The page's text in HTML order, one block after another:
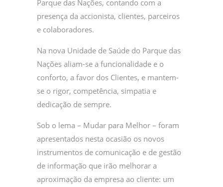
Parque das Nações, contando com a
presença da accionista, clientes, parceiros
e colaboradores.
Na nova Unidade de Saúde do Parque das
Nações aliam-se a funcionalidade e o
conforto, a favor dos Clientes, e mantem-
se o rigor, competência, simpatia e
dedicação de sempre.
Sob o lema – Mudar para Melhor – foram
apresentados nesta ocasião os novos
instrumentos de comunicação e de gestão
de informação que irão melhorar a
aproximação da empresa ao cliente: um